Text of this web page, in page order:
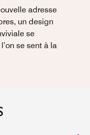
adresse
un design
se
se sent à la